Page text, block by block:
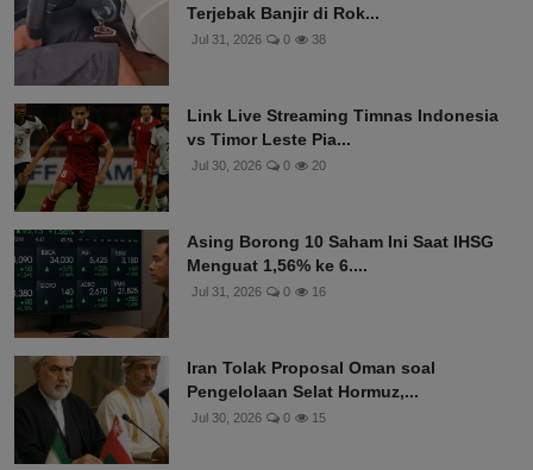
Terjebak Banjir di Rok...
Jul 31, 2026 0 38
Link Live Streaming Timnas Indonesia
vs Timor Leste Pia...
Jul 30, 2026 0 20
Asing Borong 10 Saham Ini Saat IHSG
Menguat 1,56% ke 6....
Jul 31, 2026 0 16
Iran Tolak Proposal Oman soal
Pengelolaan Selat Hormuz,...
Jul 30, 2026 0 15